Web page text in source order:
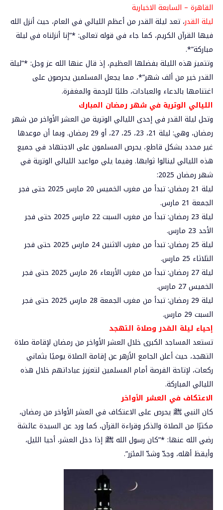
القاهرة – السابعة الاخبارية
ليلة القدر، تعد ليلة القدر من أعظم الليالي في العام، حيث أنزل الله
فيها القرآن الكريم، كما جاء في قوله تعالى: *”إنا أنزلناه في ليلة
مباركة”*.
وتتميز هذه الليلة بفضلها العظيم، إذ قال عنها الله عز وجل: *”ليلة
القدر خير من ألف شهر”*، مما يجعل المسلمين يحرصون على
اغتنامها بالدعاء والعبادات، طلبًا للرحمة والمغفرة.
الليالي الوترية في شهر رمضان المبارك
وتحل ليلة القدر في إحدى الليالي الوترية من العشر الأواخر من شهر
رمضان، وهي: ليلة 21، 23، 25، 27، أو 29 رمضان. وبما أن موعدها
غير محدد بشكل قاطع، يحرص المسلمون على الاجتهاد في جميع
هذه الليالي لينالوا ثوابها. وفيما يلي مواعيد الليالي الوترية في
شهر رمضان 2025:
ليلة 21 رمضان: تبدأ من مغرب الخميس 20 مارس 2025 حتى فجر
الجمعة 21 مارس.
ليلة 23 رمضان: تبدأ من مغرب السبت 22 مارس 2025 حتى فجر
الأحد 23 مارس.
ليلة 25 رمضان: تبدأ من مغرب الاثنين 24 مارس 2025 حتى فجر
الثلاثاء 25 مارس.
ليلة 27 رمضان: تبدأ من مغرب الأربعاء 26 مارس 2025 حتى فجر
الخميس 27 مارس.
ليلة 29 رمضان: تبدأ من مغرب الجمعة 28 مارس 2025 حتى فجر
السبت 29 مارس.
إحياء ليلة القدر وصلاة التهجد
تستعد المساجد الكبرى خلال العشر الأواخر من رمضان لإقامة صلاة
التهجد، حيث أعلن الجامع الأزهر عن إقامة الصلاة يوميًا بثماني
ركعات، لإتاحة الفرصة أمام المسلمين لتعزيز عباداتهم خلال هذه
الليالي المباركة.
الاعتكاف في العشر الأواخر
كان النبي ﷺ يحرص على الاعتكاف في العشر الأواخر من رمضان،
مكثرًا من الصلاة والذكر وقراءة القرآن، كما ورد عن السيدة عائشة
رضي الله عنها: *”كان رسول الله ﷺ إذا دخل العشر، أحيا الليل،
وأيقظ أهله، وجدّ وشدّ المئزر”.